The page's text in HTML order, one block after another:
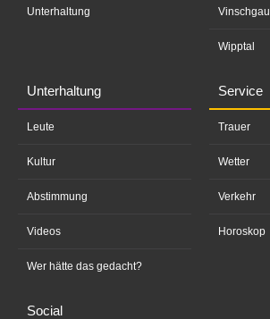
Unterhaltung Vinschgau
Wipptal
Unterhaltung
Leute
Kultur
Abstimmung
Videos
Wer hätte das gedacht?
Service
Trauer
Wetter
Verkehr
Horoskop
Social